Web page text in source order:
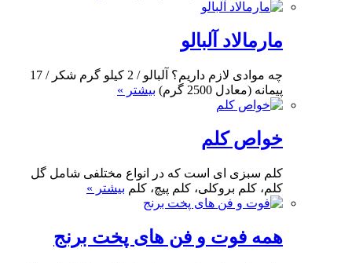
مارمالاد آلبالو
چه موادی لازم داریم؟ آلبالو / 2 کیلو گرم شکر / 17
پیمانه (معادل 2500 گرم)
بیشتر »
خواص کلم
کلم سبزی ای است که در انواع مختلفی شامل گل
کلم، کلم بروکلی، کلم پیچ، کلم بیشتر »
همه فوت و فن های پخت برنج